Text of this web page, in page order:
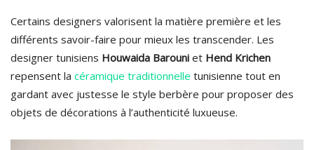
Certains designers valorisent la matière première et les
différents savoir-faire pour mieux les transcender. Les
designer tunisiens Houwaida Barouni et Hend Krichen
repensent la céramique traditionnelle tunisienne tout en
gardant avec justesse le style berbère pour proposer des
objets de décorations à l’authenticité luxueuse.